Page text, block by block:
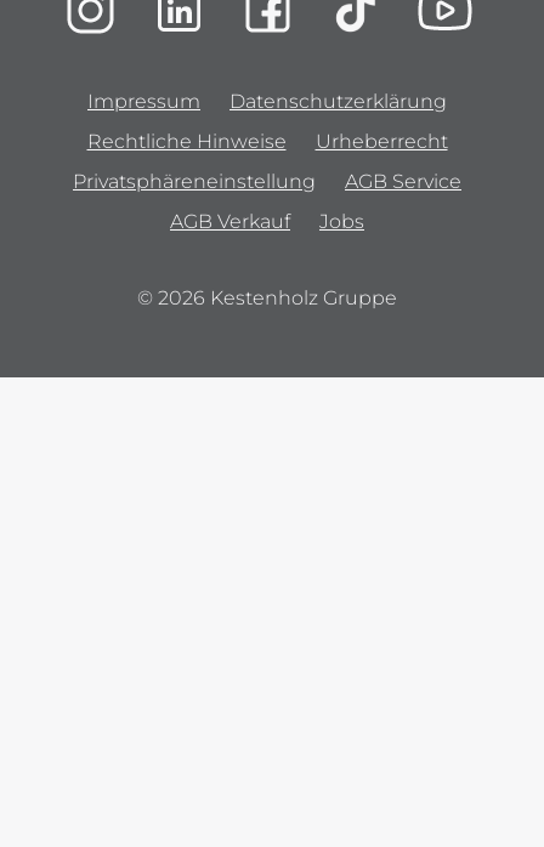
Impressum
Datenschutzerklärung
Rechtliche Hinweise
Urheberrecht
Privatsphäreneinstellung
AGB Service
AGB Verkauf
Jobs
© 2026 Kestenholz Gruppe